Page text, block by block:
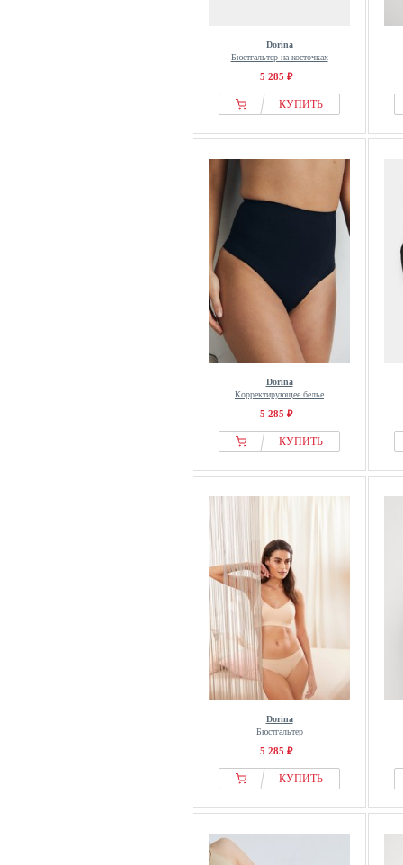
Dorina
Бюстгальтер на косточках
5 285 ₽
КУПИТЬ
Dorina
Корректирующее белье
5 285 ₽
КУПИТЬ
Dorina
Бюстгальтер
5 285 ₽
КУПИТЬ